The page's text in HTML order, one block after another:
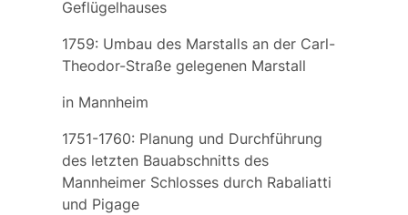
Geflügelhauses
1759: Umbau des Marstalls an der Carl-
Theodor-Straße gelegenen Marstall
in Mannheim
1751-1760: Planung und Durchführung
des letzten Bauabschnitts des
Mannheimer Schlosses durch Rabaliatti
und Pigage